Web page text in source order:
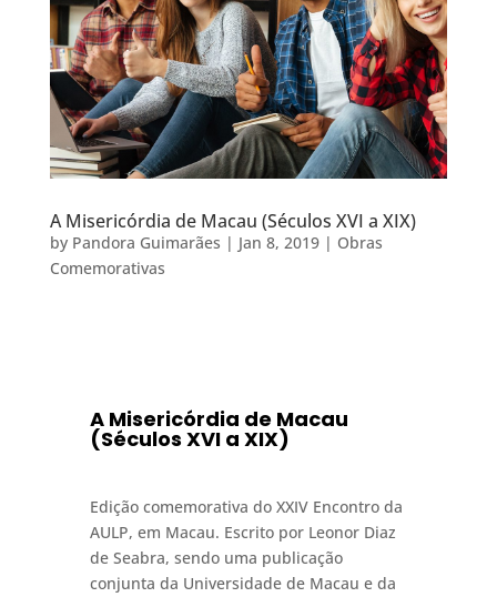
A Misericórdia de Macau (Séculos XVI a XIX)
by Pandora Guimarães | Jan 8, 2019| Obras
Comemorativas
A Misericórdia de Macau
(Séculos XVI a XIX)
Edição comemorativa do XXIV Encontro da
AULP, em Macau. Escrito por Leonor Diaz
de Seabra, sendo uma publicação
conjunta da Universidade de Macau e da